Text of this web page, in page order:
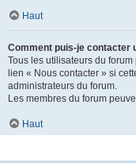
Haut
Comment puis-je contacter
Tous les utilisateurs du
lien « Nous contacter » si
administrateurs du forum.
Les membres du forum
Haut